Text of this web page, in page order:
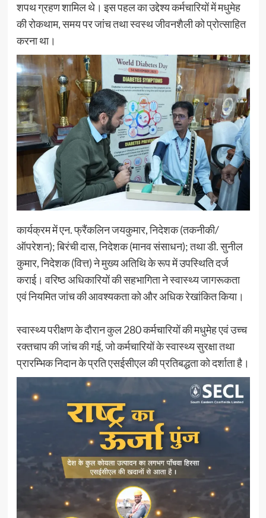
शपथ ग्रहण शामिल थे। इस पहल का उद्देश्य कर्मचारियों में मधुमेह
की रोकथाम, समय पर जांच तथा स्वस्थ जीवनशैली को प्रोत्साहित
करना था।
कार्यक्रम में एन. फ्रैंकलिन जयकुमार, निदेशक (तकनीकी/
ऑपरेशन); बिरंची दास, निदेशक (मानव संसाधन); तथा डी. सुनील
कुमार, निदेशक (वित्त) ने मुख्य अतिथि के रूप में उपस्थिति दर्ज
कराई। वरिष्ठ अधिकारियों की सहभागिता ने स्वास्थ्य जागरूकता
एवं नियमित जांच की आवश्यकता को और अधिक रेखांकित किया।
स्वास्थ्य परीक्षण के दौरान कुल 280 कर्मचारियों की मधुमेह एवं उच्च
रक्तचाप की जांच की गई, जो कर्मचारियों के स्वास्थ्य सुरक्षा तथा
प्रारम्भिक निदान के प्रति एसईसीएल की प्रतिबद्धता को दर्शाता है।